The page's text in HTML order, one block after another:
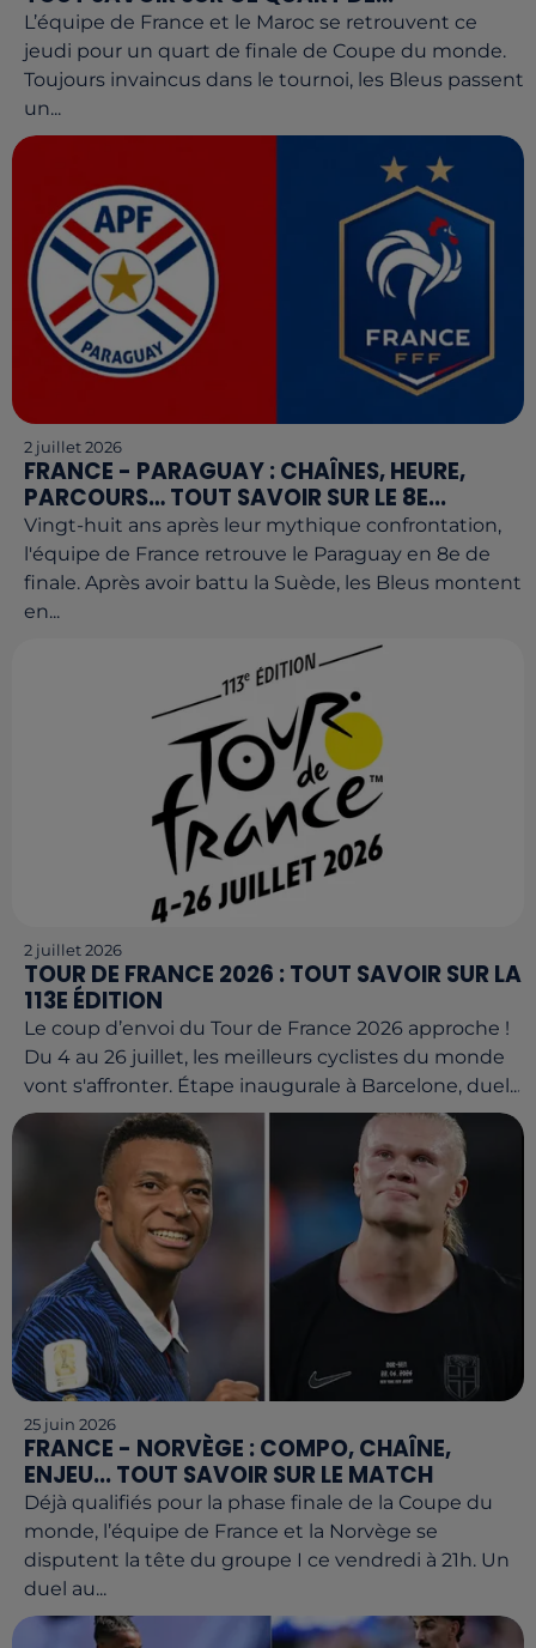
L’équipe de France et le Maroc se retrouvent ce
jeudi pour un quart de finale de Coupe du monde.
Toujours invaincus dans le tournoi, les Bleus passent
un...
2 juillet 2026
FRANCE - PARAGUAY : CHAÎNES, HEURE,
PARCOURS… TOUT SAVOIR SUR LE 8E...
Vingt-huit ans après leur mythique confrontation,
l'équipe de France retrouve le Paraguay en 8e de
finale. Après avoir battu la Suède, les Bleus montent
en...
2 juillet 2026
TOUR DE FRANCE 2026 : TOUT SAVOIR SUR LA
113E ÉDITION
Le coup d’envoi du Tour de France 2026 approche !
Du 4 au 26 juillet, les meilleurs cyclistes du monde
vont s'affronter. Étape inaugurale à Barcelone, duel...
25 juin 2026
FRANCE - NORVÈGE : COMPO, CHAÎNE,
ENJEU... TOUT SAVOIR SUR LE MATCH
Déjà qualifiés pour la phase finale de la Coupe du
monde, l’équipe de France et la Norvège se
disputent la tête du groupe I ce vendredi à 21h. Un
duel au...